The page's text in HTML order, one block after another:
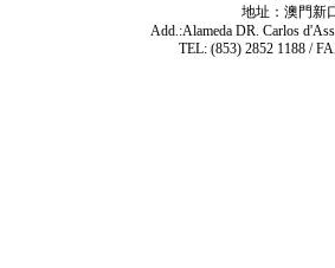
地址：澳門新
Add.:Alameda DR. Carlos
TEL: (853) 2852 1188 /